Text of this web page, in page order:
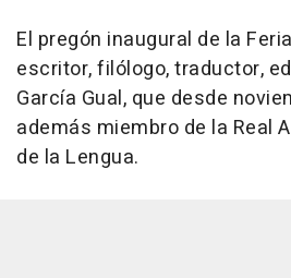
El pregón inaugural de la
escritor, filólogo, traductor,
García Gual, que desde
además miembro de la Real
de la Lengua.